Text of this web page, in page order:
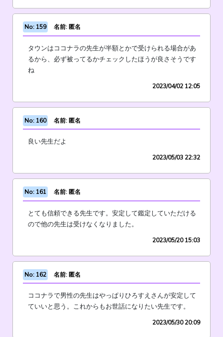
No: 159 名前: 匿名
タウンはココナラの先生が半額とかで受けられる場合があ
るから、必ず被ってるかチェックしたほうが良さそうです
ね
2023/04/02 12:05
No: 160 名前: 匿名
良い先生だよ
2023/05/03 22:32
No: 161 名前: 匿名
とても信頼できる先生です。安定して鑑定していただける
ので他の先生は受けなくなりました。
2023/05/20 15:03
No: 162 名前: 匿名
ココナラで男性の先生はやっぱりひろすえさんが安定して
ていいと思う。これからもお世話になりたい先生です。
2023/05/30 20:09